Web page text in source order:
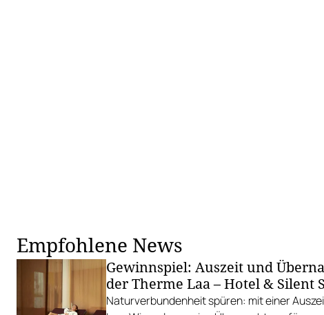
Empfohlene News
Gewinnspiel: Auszeit und
der Therme Laa – Hotel & Silent
Naturverbundenheit spüren: mit einer